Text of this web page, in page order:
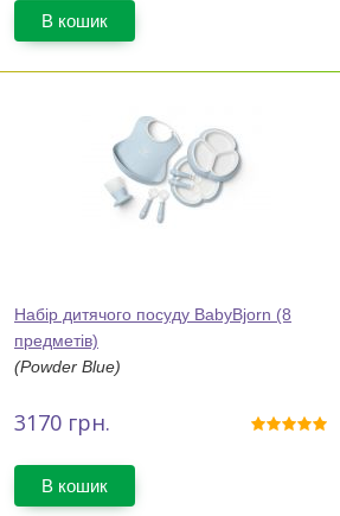
В кошик
Набір дитячого посуду BabyBjorn (8
предметів)
(Powder Blue)
3170 грн.
В кошик